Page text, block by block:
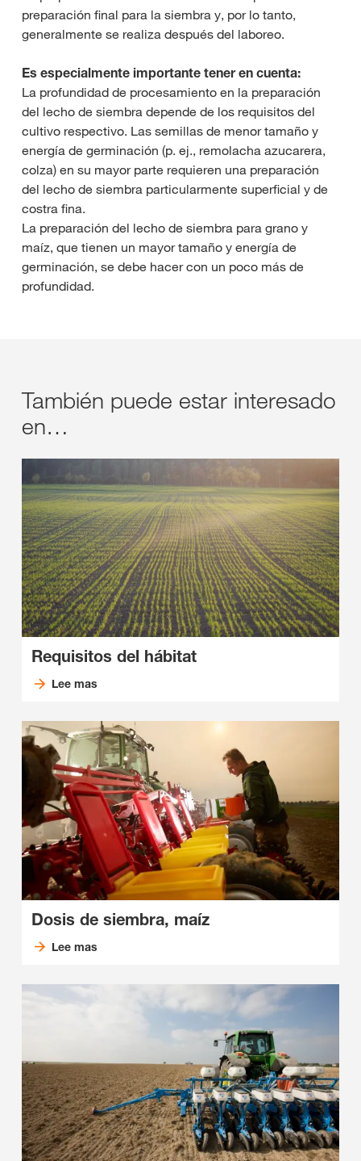
preparación final para la siembra y, por lo tanto,
generalmente se realiza después del laboreo.
Es especialmente importante tener en cuenta:
La profundidad de procesamiento en la preparación
del lecho de siembra depende de los requisitos del
cultivo respectivo. Las semillas de menor tamaño y
energía de germinación (p. ej., remolacha azucarera,
colza) en su mayor parte requieren una preparación
del lecho de siembra particularmente superficial y de
costra fina.
La preparación del lecho de siembra para grano y
maíz, que tienen un mayor tamaño y energía de
germinación, se debe hacer con un poco más de
profundidad.
También puede estar interesado
en…
Requisitos del hábitat
Lee mas
Dosis de siembra, maíz
Lee mas